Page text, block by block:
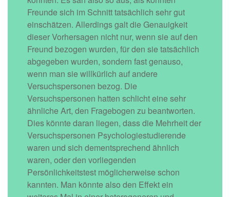
Freunde sich im Schnitt tatsächlich sehr gut
einschätzen. Allerdings galt die Genauigkeit
dieser Vorhersagen nicht nur, wenn sie auf den
Freund bezogen wurden, für den sie tatsächlich
abgegeben wurden, sondern fast genauso,
wenn man sie willkürlich auf andere
Versuchspersonen bezog. Die
Versuchspersonen hatten schlicht eine sehr
ähnliche Art, den Fragebogen zu beantworten.
Dies könnte daran liegen, dass die Mehrheit der
Versuchspersonen Psychologiestudierende
waren und sich dementsprechend ähnlich
waren, oder den vorliegenden
Persönlichkeitstest möglicherweise schon
kannten. Man könnte also den Effekt ein